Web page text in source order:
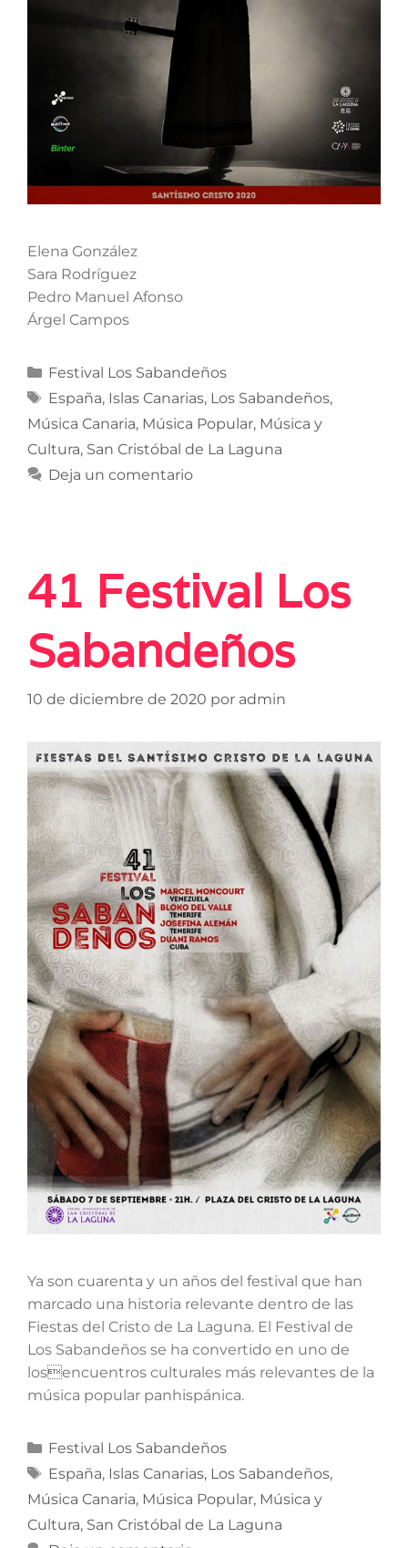
Elena González
Sara Rodríguez
Pedro Manuel Afonso
Árgel Campos
Festival Los Sabandeños
España, Islas Canarias, Los Sabandeños,
Música Canaria, Música Popular, Música y
Cultura, San Cristóbal de La Laguna
Deja un comentario
41 Festival Los
Sabandeños
10 de diciembre de 2020 por admin
Ya son cuarenta y un años del festival que han
marcado una historia relevante dentro de las
Fiestas del Cristo de La Laguna. El Festival de
Los Sabandeños se ha convertido en uno de
losencuentros culturales más relevantes de la
música popular panhispánica.
Festival Los Sabandeños
España, Islas Canarias, Los Sabandeños,
Música Canaria, Música Popular, Música y
Cultura, San Cristóbal de La Laguna